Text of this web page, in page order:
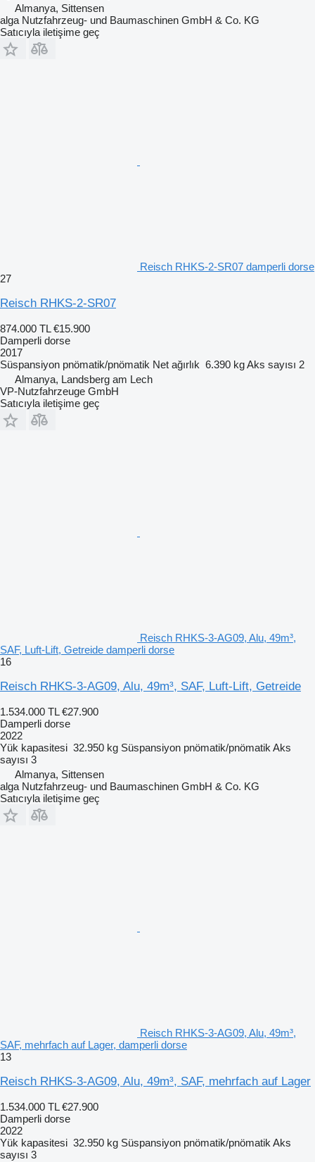
Almanya, Sittensen
alga Nutzfahrzeug- und Baumaschinen GmbH & Co. KG
Satıcıyla iletişime geç
Reisch RHKS-2-SR07 damperli dorse
27
Reisch RHKS-2-SR07
874.000 TL €15.900
Damperli dorse
2017
Süspansiyon pnömatik/pnömatik Net ağırlık 6.390 kgAks sayısı 2
Almanya, Landsberg am Lech
VP-Nutzfahrzeuge GmbH
Satıcıyla iletişime geç
Reisch RHKS-3-AG09, Alu, 49m³,
SAF, Luft-Lift, Getreide damperli dorse
16
Reisch RHKS-3-AG09, Alu, 49m³, SAF, Luft-Lift, Getreide
1.534.000 TL €27.900
Damperli dorse
2022
Yük kapasitesi 32.950 kg Süspansiyon pnömatik/pnömatik Aks
sayısı 3
Almanya, Sittensen
alga Nutzfahrzeug- und Baumaschinen GmbH & Co. KG
Satıcıyla iletişime geç
Reisch RHKS-3-AG09, Alu, 49m³,
SAF, mehrfach auf Lager, damperli dorse
13
Reisch RHKS-3-AG09, Alu, 49m³, SAF, mehrfach auf Lager
1.534.000 TL €27.900
Damperli dorse
2022
Yük kapasitesi 32.950 kg Süspansiyon pnömatik/pnömatik Aks
sayısı 3